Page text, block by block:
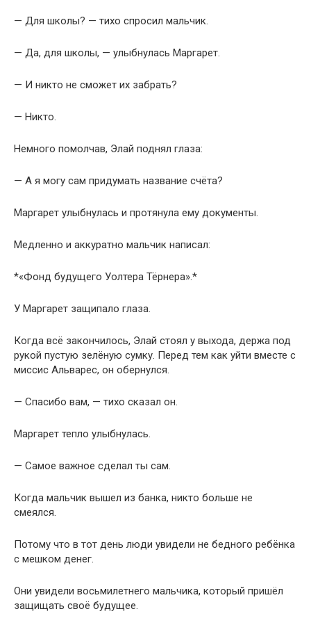
— Для школы? — тихо спросил мальчик.
— Да, для школы, — улыбнулась Маргарет.
— И никто не сможет их забрать?
— Никто.
Немного помолчав, Элай поднял глаза:
— А я могу сам придумать название счёта?
Маргарет улыбнулась и протянула ему документы.
Медленно и аккуратно мальчик написал:
*«Фонд будущего Уолтера Тёрнера».*
У Маргарет защипало глаза.
Когда всё закончилось, Элай стоял у выхода, держа под
рукой пустую зелёную сумку. Перед тем как уйти вместе с
миссис Альварес, он обернулся.
— Спасибо вам, — тихо сказал он.
Маргарет тепло улыбнулась.
— Самое важное сделал ты сам.
Когда мальчик вышел из банка, никто больше не
смеялся.
Потому что в тот день люди увидели не бедного ребёнка
с мешком денег.
Они увидели восьмилетнего мальчика, который пришёл
защищать своё будущее.